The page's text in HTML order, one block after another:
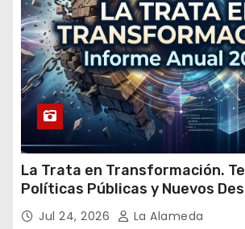
La Trata en Transformación.
Políticas Públicas y Nuevos
Argentina y el Mundo – Julio
Jul 24, 2026 La Alameda